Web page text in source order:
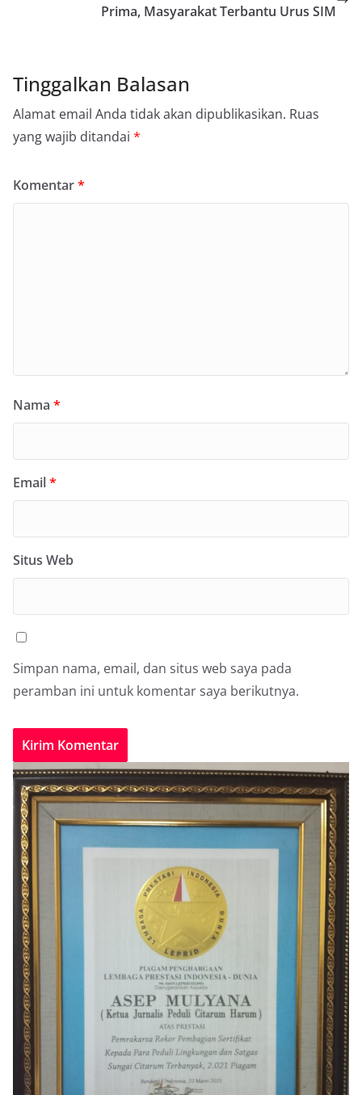
Prima, Masyarakat Terbantu Urus SIM
Tinggalkan Balasan
Alamat email Anda tidak akan dipublikasikan. Ruas
yang wajib ditandai *
Komentar*
Nama *
Email*
Situs Web
Simpan nama, email, dan situs web saya pada
peramban ini untuk komentar saya berikutnya.